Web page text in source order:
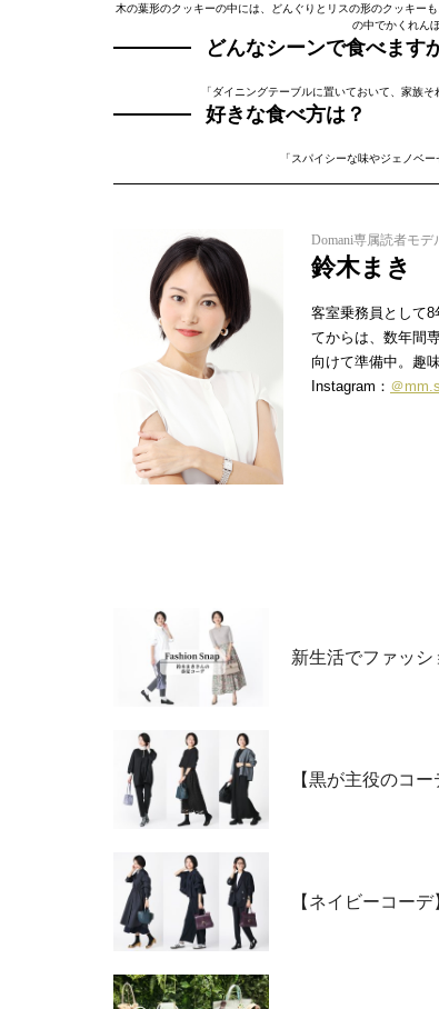
木の葉形のクッキーの中には、どんぐりとリスの形のクッキー
の中でかくれん
どんなシーンで食べます
「ダイニングテーブルに置いておいて、家族
好きな食べ方は？
「スパイシーな味やジェノベ
Domani専属読者モデ
鈴木まき
客室乗務員として
てからは、数年間
向けて準備中。趣
Instagram： ＠
新生活でファッ
【黒が主役のコ
【ネイビーコー